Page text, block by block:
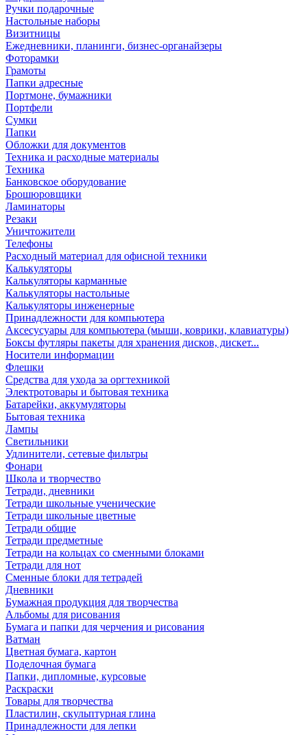
Ручки подарочные
Настольные наборы
Визитницы
Ежедневники, планинги, бизнес-органайзеры
Фоторамки
Грамоты
Папки адресные
Портмоне, бумажники
Портфели
Сумки
Папки
Обложки для документов
Техника и расходные материалы
Техника
Банковское оборудование
Брошюровщики
Ламинаторы
Резаки
Уничтожители
Телефоны
Расходный материал для офисной техники
Калькуляторы
Калькуляторы карманные
Калькуляторы настольные
Калькуляторы инженерные
Принадлежности для компьютера
Аксесусуары для компьютера (мыши, коврики, клавиатуры)
Боксы футляры пакеты для хранения дисков, дискет...
Носители информации
Флешки
Средства для ухода за оргтехникой
Электротовары и бытовая техника
Батарейки, аккумуляторы
Бытовая техника
Лампы
Светильники
Удлинители, сетевые фильтры
Фонари
Школа и творчество
Тетради, дневники
Тетради школьные ученические
Тетради школьные цветные
Тетради общие
Тетради предметные
Тетради на кольцах со сменными блоками
Тетради для нот
Сменные блоки для тетрадей
Дневники
Бумажная продукция для творчества
Альбомы для рисования
Бумага и папки для черчения и рисования
Ватман
Цветная бумага, картон
Поделочная бумага
Папки, дипломные, курсовые
Раскраски
Товары для творчества
Пластилин, скульптурная глина
Принадлежности для лепки